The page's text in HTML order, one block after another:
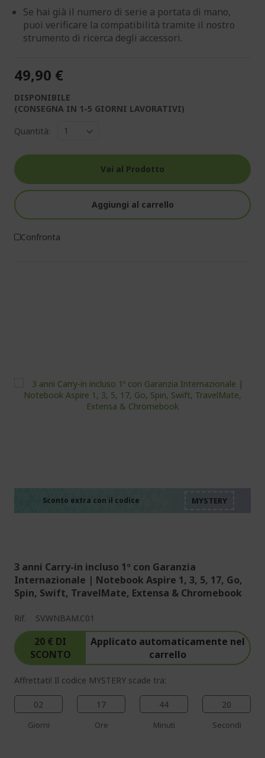
Se hai già il numero di serie a portata di mano,
puoi verificare la compatibilità tramite il nostro
strumento di ricerca degli accessori.
49,90 €
DISPONIBILE
(CONSEGNA IN 1-5 GIORNI LAVORATIVI)
Quantità:
Vai al Prodotto
Aggiungi al carrello
Confronta
Sconto extra con il codice
3 anni Carry-in incluso 1º con Garanzia
Internazionale | Notebook Aspire 1, 3, 5, 17, Go,
Spin, Swift, TravelMate, Extensa & Chromebook
Rif. SV.WNBAM.C01
20 € DI
SCONTO
Applicato automaticamente nel
carrello
Affrettati! Il codice MYSTERY scade tra:
02
Giorni
17
Ore
44
Minuti
19
Secondi